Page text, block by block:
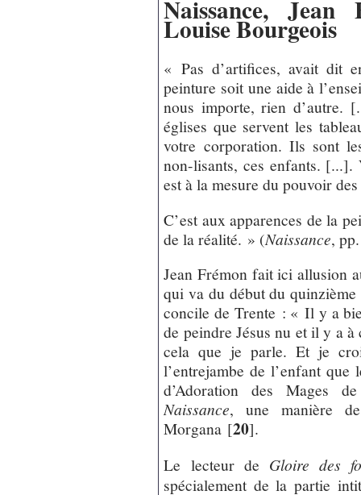
Naissance,
Louise Bourgeois
« Pas d’artifices, avait dit
peinture soit une aide à
nous importe, rien d’autre.
églises que servent les
votre corporation. Ils sont
non-lisants, ces enfants. [...].
est à la mesure du pouvoir
C’est aux apparences de la
de la réalité. » (Naissance,
Jean Frémon fait ici allusion
qui va du début du
concile de Trente : « Il y a
de peindre Jésus nu et il y a à
cela que je parle. Et je
l’entrejambe de l’enfant
d’Adoration des Mages
Naissance, une manière
Morgana [20].
Le lecteur de Gloire des
spécialement de la partie